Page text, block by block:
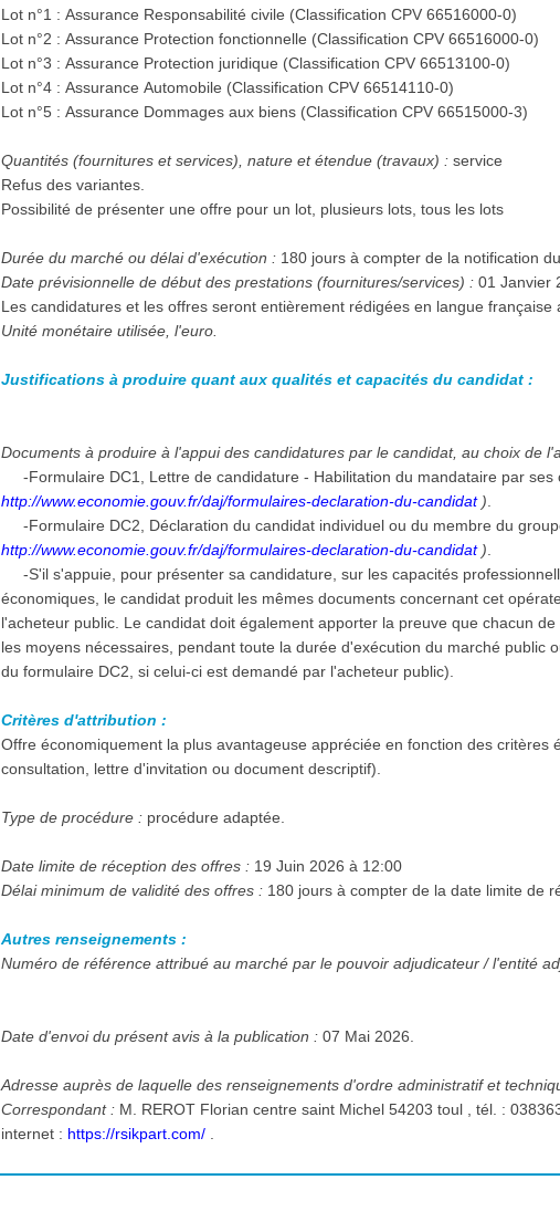
Lot n°1 : Assurance Responsabilité civile (Classification CPV 66516000-0)
Lot n°2 : Assurance Protection fonctionnelle (Classification CPV 66516000-0)
Lot n°3 : Assurance Protection juridique (Classification CPV 66513100-0)
Lot n°4 : Assurance Automobile (Classification CPV 66514110-0)
Lot n°5 : Assurance Dommages aux biens (Classification CPV 66515000-3)
Quantités (fournitures et services), nature et étendue (travaux) : service
Refus des variantes.
Possibilité de présenter une offre pour un lot, plusieurs lots, tous les lots
Durée du marché ou délai d'exécution :
Date prévisionnelle de début des prestations (fournitures/services) : 01 Janvier
Les candidatures et les offres seront entièrement rédigées en langue
Unité monétaire utilisée, l'euro.
Justifications à produire quant aux qualités et capacités du candidat :
Documents à produire à l'appui des candidatures par le candidat, au choix de
-Formulaire DC1, Lettre de candidature - Habilitation du mandataire par
http://www.economie.gouv.fr/daj/formulaires-declaration-du-candidat)
-Formulaire DC2, Déclaration du candidat individuel ou du membre du
http://www.economie.gouv.fr/daj/formulaires-declaration-du-candidat)
-S'il s'appuie, pour présenter sa candidature, sur les capacités
économiques, le candidat produit les mêmes documents concernant cet
l'acheteur public. Le candidat doit également apporter la preuve que chacun
les moyens nécessaires, pendant toute la durée d'exécution du marché public
du formulaire DC2, si celui-ci est demandé par l'acheteur public).
Critères d'attribution :
Offre économiquement la plus avantageuse appréciée en fonction des
consultation, lettre d'invitation ou document descriptif).
Type de procédure : procédure adaptée.
Date limite de réception des offres : 19 Juin 2026 à 12:00
Délai minimum de validité des offres :
Autres renseignements :
Numéro de référence attribué au marché par le pouvoir adjudicateur / l'entité
Date d'envoi du présent avis à la publication :07 Mai 2026.
Adresse auprès de laquelle des renseignements d'ordre administratif et
Correspondant :
internet : https://rsikpart.com/